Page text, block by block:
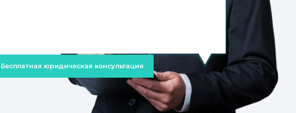
Бесплатная юридическая консультация